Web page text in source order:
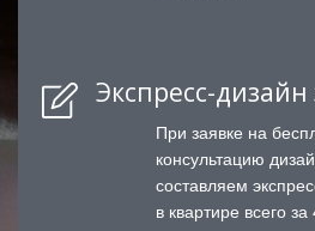
Экспресс-дизайн
При заявке на
консультацию
составляем
в квартире всего